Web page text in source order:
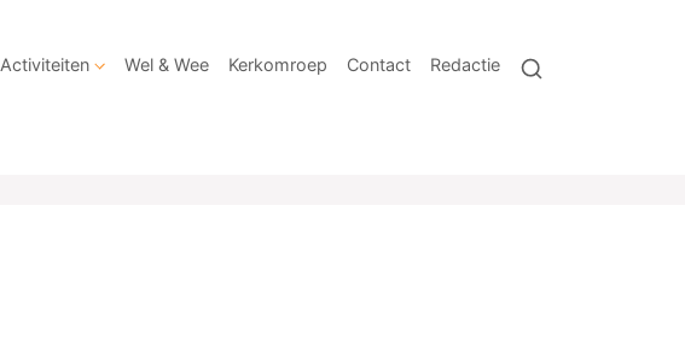
Activiteiten Wel & Wee Kerkomroep Contact Redactie